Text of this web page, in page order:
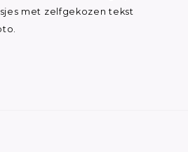
met zelfgekozen tekst